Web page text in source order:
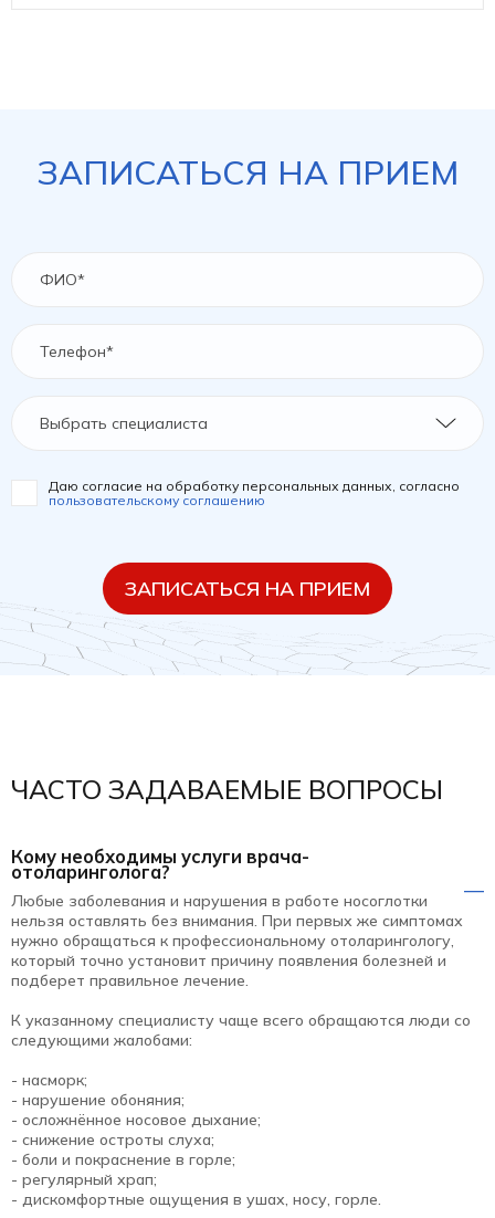
ЗАПИСАТЬСЯ НА ПРИЕМ
Выбрать специалиста
Даю согласие на обработку персональных данных, согласно
пользовательскому соглашению
ЗАПИСАТЬСЯ НА ПРИЕМ
ЧАСТО ЗАДАВАЕМЫЕ ВОПРОСЫ
Кому необходимы услуги врача-
отоларинголога?
Любые заболевания и нарушения в работе носоглотки
нельзя оставлять без внимания. При первых же симптомах
нужно обращаться к профессиональному отоларингологу,
который точно установит причину появления болезней и
подберет правильное лечение.
К указанному специалисту чаще всего обращаются люди со
следующими жалобами:
- насморк;
- нарушение обоняния;
- осложнённое носовое дыхание;
- снижение остроты слуха;
- боли и покраснение в горле;
- регулярный храп;
- дискомфортные ощущения в ушах, носу, горле.